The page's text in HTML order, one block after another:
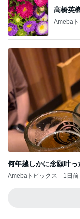
高橋英
Amebaト
何年越しかに念願叶っ
Amebaトピックス 1日前